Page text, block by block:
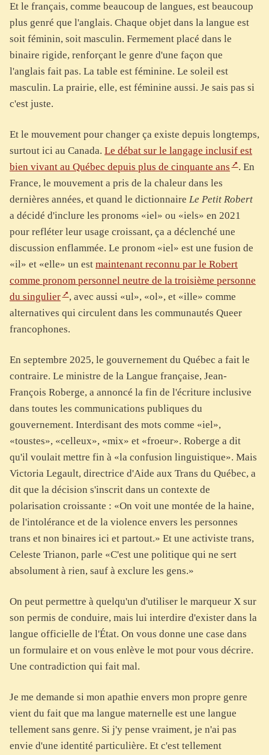
Et le français, comme beaucoup de langues, est beaucoup
plus genré que l'anglais. Chaque objet dans la langue est
soit féminin, soit masculin. Fermement placé dans le
binaire rigide, renforçant le genre d'une façon que
l'anglais fait pas. La table est féminine. Le soleil est
masculin. La prairie, elle, est féminine aussi. Je sais pas si
c'est juste.
Et le mouvement pour changer ça existe depuis longtemps,
surtout ici au Canada. Le débat sur le langage inclusif est
bien vivant au Québec depuis plus de cinquante ans
. En
France, le mouvement a pris de la chaleur dans les
dernières années, et quand le dictionnaire Le Petit Robert
a décidé d'inclure les pronoms «iel» ou «iels» en 2021
pour refléter leur usage croissant, ça a déclenché une
discussion enflammée. Le pronom «iel» est une fusion de
«il» et «elle» un est maintenant reconnu par le Robert
comme pronom personnel neutre de la troisième personne
du singulier
, avec aussi «ul», «ol», et «ille» comme
alternatives qui circulent dans les communautés Queer
francophones.
En septembre 2025, le gouvernement du Québec a fait le
contraire. Le ministre de la Langue française, Jean-
François Roberge, a annoncé la fin de l'écriture inclusive
dans toutes les communications publiques du
gouvernement. Interdisant des mots comme «iel»,
«toustes», «celleux», «mix» et «froeur». Roberge a dit
qu'il voulait mettre fin à «la confusion linguistique». Mais
Victoria Legault, directrice d'Aide aux Trans du Québec, a
dit que la décision s'inscrit dans un contexte de
polarisation croissante : «On voit une montée de la haine,
de l'intolérance et de la violence envers les personnes
trans et non binaires ici et partout.» Et une activiste trans,
Celeste Trianon, parle «C'est une politique qui ne sert
absolument à rien, sauf à exclure les gens.»
On peut permettre à quelqu'un d'utiliser le marqueur X sur
son permis de conduire, mais lui interdire d'exister dans la
langue officielle de l'État. On vous donne une case dans
un formulaire et on vous enlève le mot pour vous décrire.
Une contradiction qui fait mal.
Je me demande si mon apathie envers mon propre genre
vient du fait que ma langue maternelle est une langue
tellement sans genre. Si j'y pense vraiment, je n'ai pas
envie d'une identité particulière. Et c'est tellement